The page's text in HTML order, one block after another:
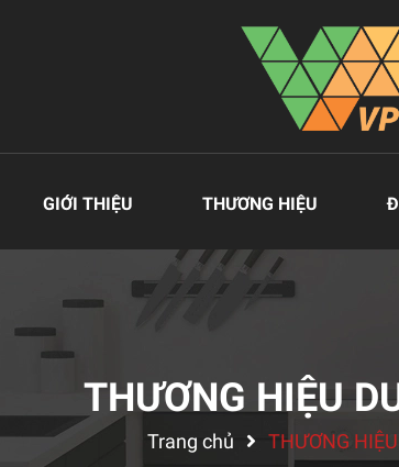
GIỚI THIỆU THƯƠNG HIỆU
THƯƠNG HIỆU
Trang chủ THƯƠNG